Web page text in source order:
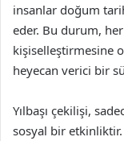
insanlar doğum
eder. Bu durum,
kişiselleştirmesine
heyecan verici bir
Yılbaşı çekilişi,
sosyal bir